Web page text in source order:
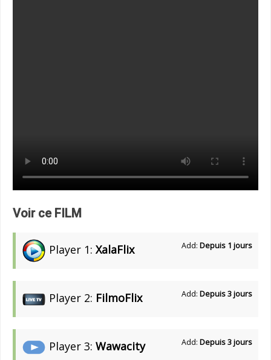
Voir ce FILM
Player 1: XalaFlix Add: Depuis 1 jours
Player 2: FilmoFlix Add: Depuis 3 jours
Player 3: Wawacity Add: Depuis 3 jours